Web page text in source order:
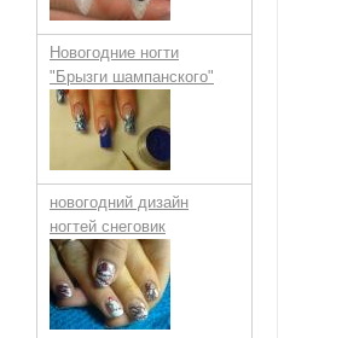
Новогодние ногти
"Брызги шампанского"
новогодний дизайн
ногтей снеговик